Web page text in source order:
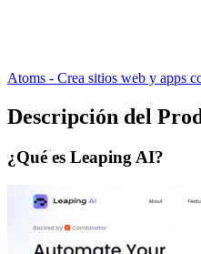
Atoms - Crea sitios web y apps
Descripción del
¿Qué es Leaping AI?